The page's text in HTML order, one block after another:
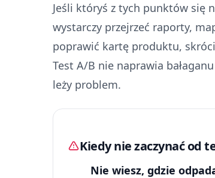
Jeśli któryś z tych punktów się
wystarczy przejrzeć raporty,
poprawić kartę produktu,
Test A/B nie naprawia
leży problem.
Kiedy nie zaczynać od
Nie wiesz, gdzie